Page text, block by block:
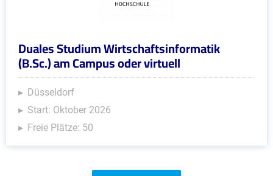
Duales Studium Wirtschaftsinformatik
(B.Sc.) am Campus oder virtuell
Düsseldorf
Start: Oktober 2026
Freie Plätze: 50